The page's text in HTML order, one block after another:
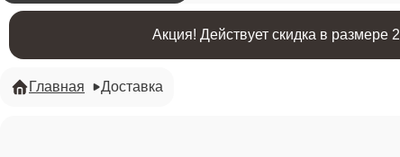
Акция! Действует скидка в
Главная Доставка